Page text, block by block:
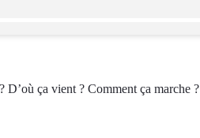
ça vient ? Comment ça marche ?